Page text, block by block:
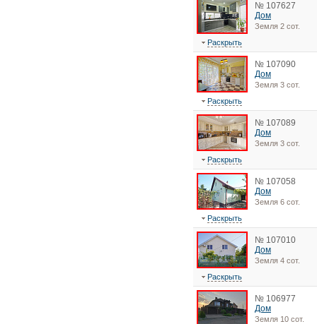
№ 107627
Дом
Земля 2 сот.
Раскрыть
№ 107090
Дом
Земля 3 сот.
Раскрыть
№ 107089
Дом
Земля 3 сот.
Раскрыть
№ 107058
Дом
Земля 6 сот.
Раскрыть
№ 107010
Дом
Земля 4 сот.
Раскрыть
№ 106977
Дом
Земля 10 сот.